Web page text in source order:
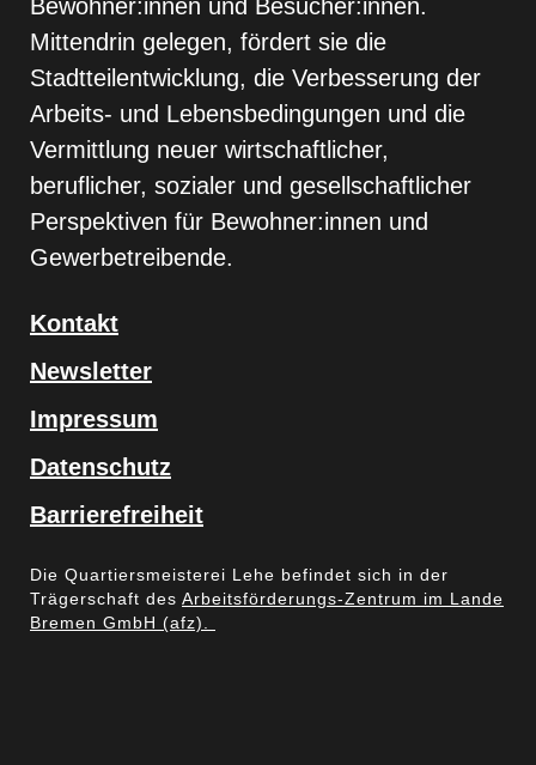
Bewohner:innen und Besucher:innen.
Mittendrin gelegen, fördert sie die
Stadtteilentwicklung, die Verbesserung der
Arbeits- und Lebensbedingungen und die
Vermittlung neuer wirtschaftlicher,
beruflicher, sozialer und gesellschaftlicher
Perspektiven für Bewohner:innen und
Gewerbetreibende.
Kontakt
Newsletter
Impressum
Datenschutz
Barrierefreiheit
Die Quartiersmeisterei Lehe befindet sich in der
Trägerschaft des Arbeitsförderungs-Zentrum im Lande
Bremen GmbH (afz).